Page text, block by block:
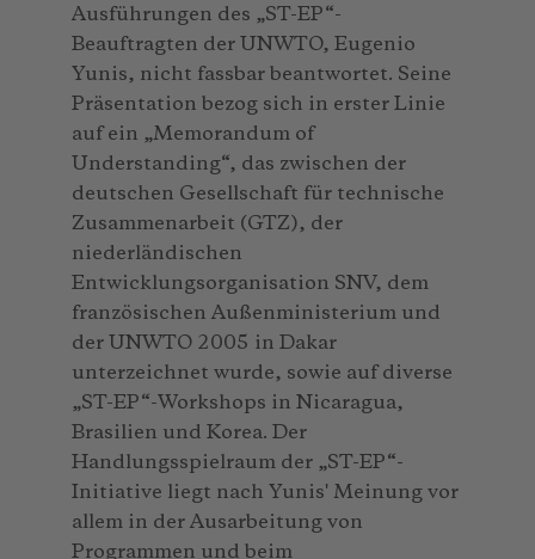
Ausführungen des „ST-EP“-
Beauftragten der UNWTO, Eugenio
Yunis, nicht fassbar beantwortet. Seine
Präsentation bezog sich in erster Linie
auf ein „Memorandum of
Understanding“, das zwischen der
deutschen Gesellschaft für technische
Zusammenarbeit (GTZ), der
niederländischen
Entwicklungsorganisation SNV, dem
französischen Außenministerium und
der UNWTO 2005 in Dakar
unterzeichnet wurde, sowie auf diverse
„ST-EP“-Workshops in Nicaragua,
Brasilien und Korea. Der
Handlungsspielraum der „ST-EP“-
Initiative liegt nach Yunis' Meinung vor
allem in der Ausarbeitung von
Programmen und beim